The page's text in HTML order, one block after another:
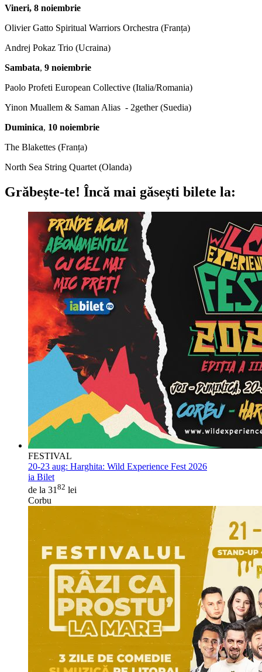
Vineri, 8 noiembrie
Olivier Gatto Spiritual Warriors Orchestra (Franța)
Andrej Pokaz Trio (Ucraina)
Sambata, 9 noiembrie
Paolo Profeti European Collective (Italia/Romania)
Yinon Muallem & Saman Alias - 2gether (Suedia)
Duminica, 10 noiembrie
The Blakettes (Franța)
North Sea String Quartet (Olanda)
Grăbește-te! Încă mai găsești bilete la:
FESTIVAL
20-23 aug: Harghita: Wild Experience Fest 2026
ia Bilet
de la 31 82 lei
Corbu